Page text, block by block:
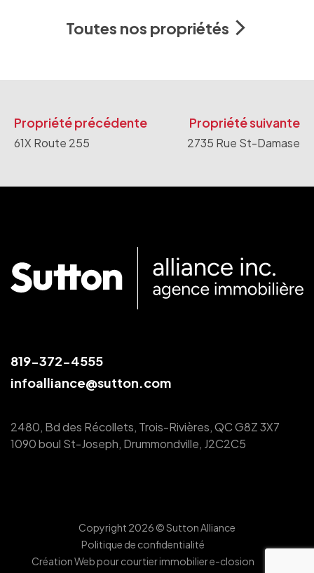
Toutes nos propriétés
Propriété précédente
61X Route 255
Propriété suivante
2735 Rue St-Damase
819-372-4555
infoalliance@sutton.com
2480, Bd des Récollets, Trois-Rivières, QC G8Z 3X7
1090 boul St-Joseph, Drummondville, J2C2C5
Copyright 2026 © Sutton Alliance
Politique de confidentialité
Création Web pour courtier immobilier e-closion